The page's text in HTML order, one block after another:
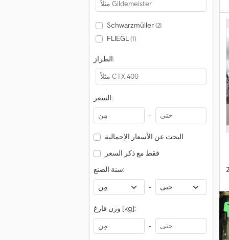
Schwarzmüller(2)
FLIEGL(1)
الطراز:
السعر:
-
البحث عن الأسعار الإجمالية
فقط مع ذكر السعر
سنة الصنع:
-
وزن فارغ [kg]:
-